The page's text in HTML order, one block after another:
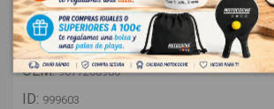
TAPA EXTERIOR COMBUSTIBLE 9677268980
PEUGEOT 308 STYLE
OEM:9677268980
ID: 999603